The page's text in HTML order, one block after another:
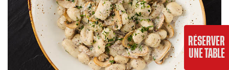
RÉSERVER
UNE TABLE